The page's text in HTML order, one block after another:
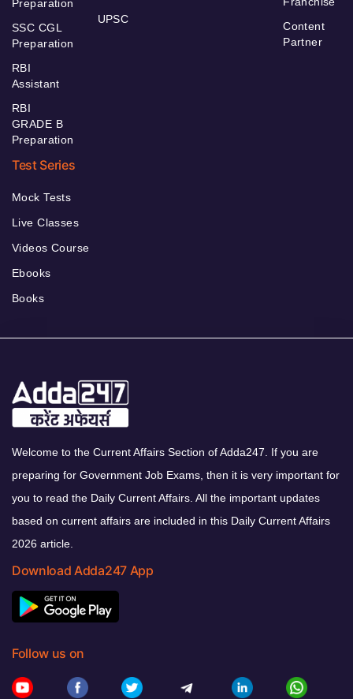
Preparation
SSC CGL
Preparation
RBI
Assistant
RBI
GRADE B
Preparation
UPSC
Content
Partner
Test Series
Mock Tests
Live Classes
Videos Course
Ebooks
Books
Welcome to the Current Affairs Section of Adda247. If you are
preparing for Government Job Exams, then it is very important for
you to read the Daily Current Affairs. All the important updates
based on current affairs are included in this Daily Current Affairs
2026 article.
Download Adda247 App
Follow us on